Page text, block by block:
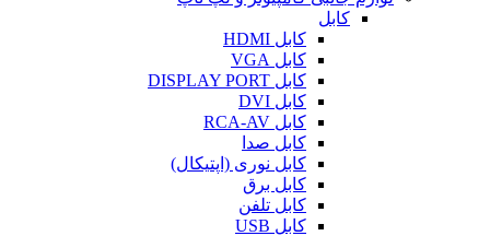
کابل
کابل HDMI
کابل VGA
کابل DISPLAY PORT
کابل DVI
کابل RCA-AV
کابل صدا
کابل نوری (اپتیکال)
کابل برق
کابل تلفن
کابل USB